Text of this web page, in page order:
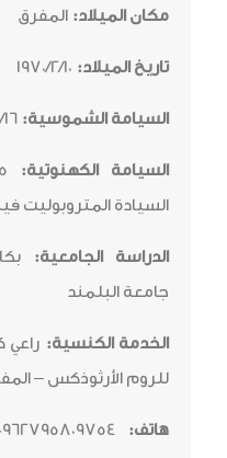
مكان الميلاد: المفرق
تاريخ الميلاد: 1970/2/10
السيامة الشموسية:
السيامة الكهنوتية:
السيادة المتروبوليت
الدراسة الجامعية:
جامعة البلمند
الخدمة الكنسية: راعي
للروم الأرثوذكس –
هاتف: